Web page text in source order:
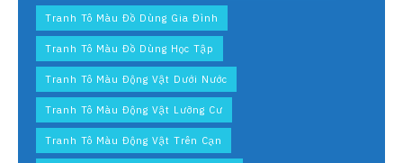
Tranh Tô Màu Đồ Dùng Gia Đình
Tranh Tô Màu Đồ Dùng Học Tập
Tranh Tô Màu Động Vật Dưới Nước
Tranh Tô Màu Động Vật Lưỡng Cư
Tranh Tô Màu Động Vật Trên Cạn